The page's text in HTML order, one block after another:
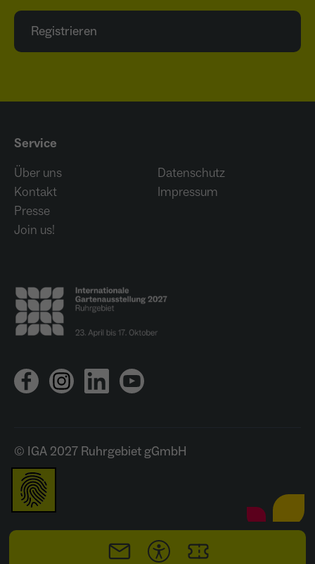
Registrieren
Service
Über uns
Kontakt
Presse
Join us!
Datenschutz
Impressum
© IGA 2027 Ruhrgebiet gGmbH